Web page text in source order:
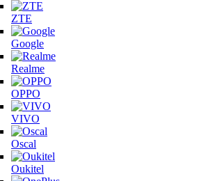
ZTE
Google
Realme
OPPO
VIVO
Oscal
Oukitel